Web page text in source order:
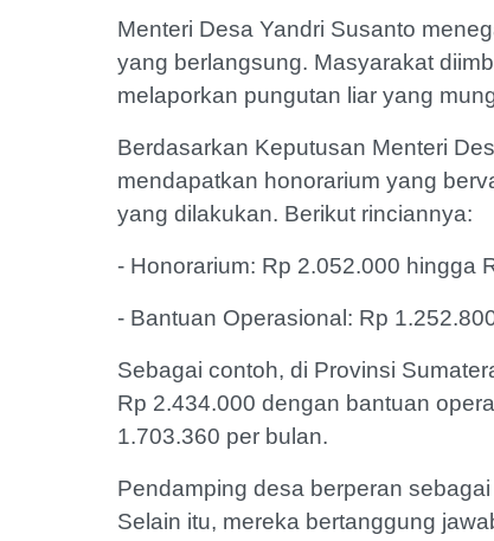
Menteri Desa Yandri Susanto
yang berlangsung. Masyarakat
melaporkan pungutan liar yang
Berdasarkan Keputusan Menteri
mendapatkan honorarium yang
yang dilakukan. Berikut rinciannya:
- Honorarium: Rp 2.052.000 hingga
- Bantuan Operasional: Rp
Sebagai contoh, di Provinsi
Rp 2.434.000 dengan bantuan
1.703.360 per bulan.
Pendamping desa berperan
Selain itu, mereka bertanggung